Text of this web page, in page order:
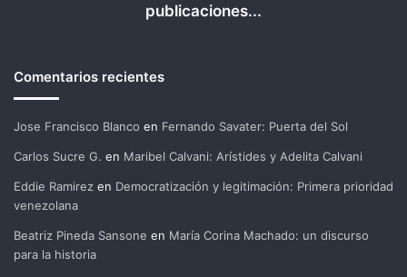
publicaciones...
Comentarios recientes
Jose Francisco Blanco en Fernando Savater: Puerta del Sol
Carlos Sucre G. en Maribel Calvani: Arístides y Adelita Calvani
Eddie Ramirez en Democratización y legitimación: Primera prioridad
venezolana
Beatriz Pineda Sansone en María Corina Machado: un discurso
para la historia